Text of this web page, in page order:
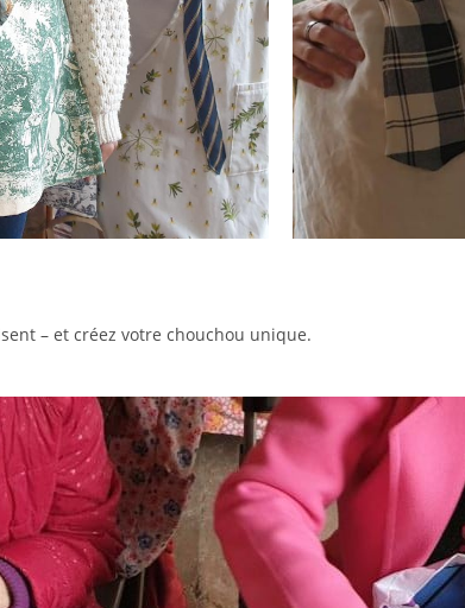
– et créez votre chouchou unique.